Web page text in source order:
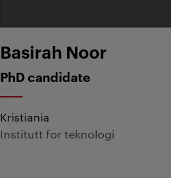
Basirah Noor
PhD candidate
Kristiania
Institutt for teknologi